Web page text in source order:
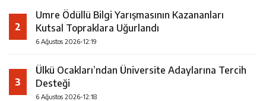
2
Umre Ödüllü Bilgi Yarışmasının Kazananları
Kutsal Topraklara Uğurlandı
6 Ağustos 2026-12:19
3
Ülkü Ocakları’ndan Üniversite Adaylarına Tercih
Desteği
6 Ağustos 2026-12:18